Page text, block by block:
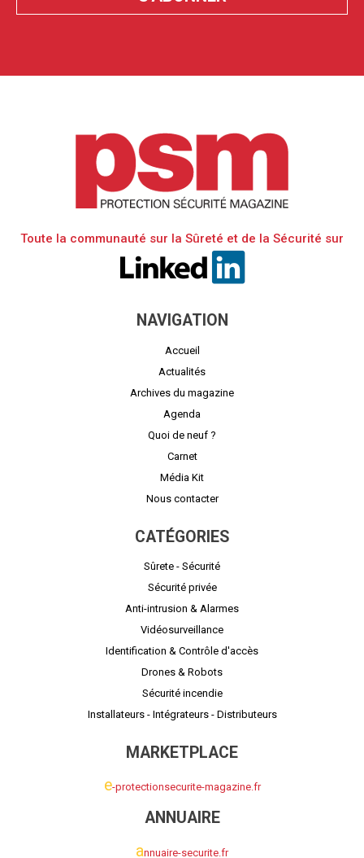
Toute la communauté sur la Sûreté et de la Sécurité sur
NAVIGATION
Accueil
Actualités
Archives du magazine
Agenda
Quoi de neuf ?
Carnet
Média Kit
Nous contacter
CATÉGORIES
Sûrete - Sécurité
Sécurité privée
Anti-intrusion & Alarmes
Vidéosurveillance
Identification & Contrôle d'accès
Drones & Robots
Sécurité incendie
Installateurs - Intégrateurs - Distributeurs
MARKETPLACE
e-protectionsecurite-magazine.fr
ANNUAIRE
annuaire-securite.fr